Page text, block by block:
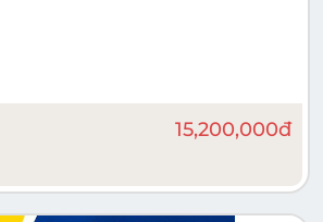
15,200,000đ